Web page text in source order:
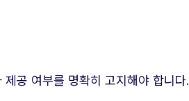
공 여부를 명확히 고지해야 합니다.